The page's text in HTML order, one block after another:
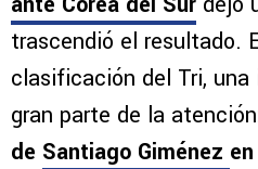
trascendió el resultado.
clasificación del Tri, una
gran parte de la
de Santiago Giménez